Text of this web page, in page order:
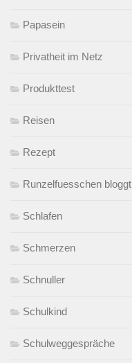
Papasein
Privatheit im Netz
Produkttest
Reisen
Rezept
Runzelfuesschen bloggt
Schlafen
Schmerzen
Schnuller
Schulkind
Schulweggespräche